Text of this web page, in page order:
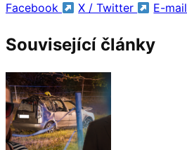
Facebook X / Twitter E-mail
Související články